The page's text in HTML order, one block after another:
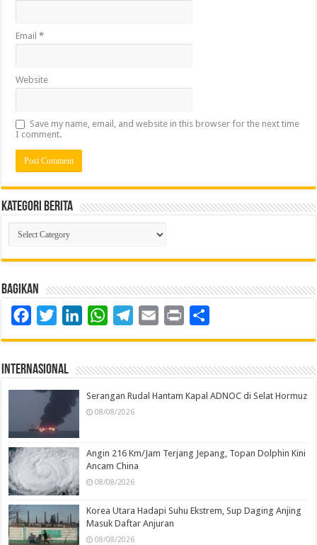
Email*
Website
Save my name, email, and website in this browser for the next time
I comment.
Kategori Berita
Kategori
Berita
Bagikan
FacebookTwitterLinkedInWhatsAppTelegram
Email Print
Internasional
Serangan Rudal Hantam Kapal ADNOC di Selat Hormuz
08/08/2026
Angin 216 Km/Jam Terjang Jepang, Topan Dolphin Kini
Ancam China
08/08/2026
Korea Utara Hadapi Suhu Ekstrem, Sup Daging Anjing
Masuk Daftar Anjuran
08/08/2026